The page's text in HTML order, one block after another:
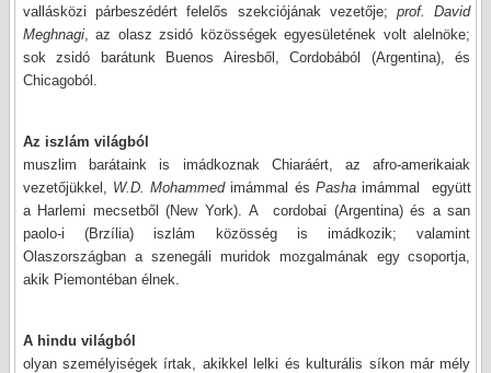
vallásközi párbeszédért felelős szekciójának vezetője; prof. David
Meghnagi, az olasz zsidó közösségek egyesületének volt alelnöke;
sok zsidó barátunk Buenos Airesből, Cordobából (Argentina), és
Chicagoból.
Az iszlám világból
muszlim barátaink is imádkoznak Chiaráért, az afro-amerikaiak
vezetőjükkel, W.D. Mohammedimámmal és Pashaimámmal
együtt
a Harlemi mecsetből (New York). A cordobai (Argentina) és a san
paolo-i (Brzília) iszlám közösség is imádkozik; valamint
Olaszországban a szenegáli muridok mozgalmának egy csoportja,
akik Piemontéban élnek.
A hindu világból
olyan személyiségek írtak, akikkel lelki és kulturális síkon már mély